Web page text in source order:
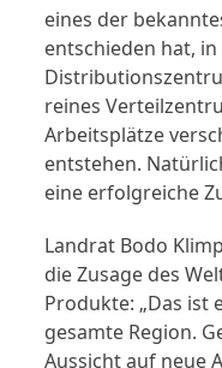
eines der
entschieden hat,
reines
Arbeitsplätze
entstehen.
eine erfolgreiche
Landrat Bodo
die Zusage des
Produkte: „Das ist
gesamte Region.
Aussicht auf neue